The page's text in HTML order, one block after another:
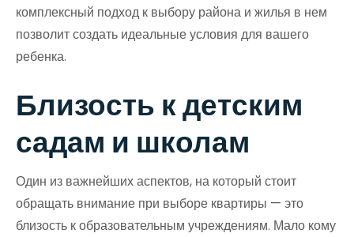
комплексный подход к выбору района и жилья в нем
позволит создать идеальные условия для вашего
ребенка.
Близость к детским
садам и школам
Один из важнейших аспектов, на который стоит
обращать внимание при выборе квартиры — это
близость к образовательным учреждениям. Мало кому